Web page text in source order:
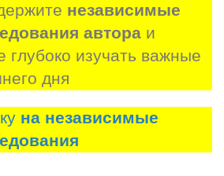
независимые
автора и
глубоко изучать важные
дня
на независимые